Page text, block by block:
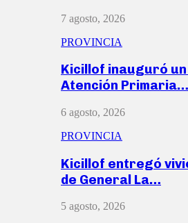
7 agosto, 2026
PROVINCIA
Kicillof inauguró
Atención Primaria…
6 agosto, 2026
PROVINCIA
Kicillof entregó
de General La…
5 agosto, 2026